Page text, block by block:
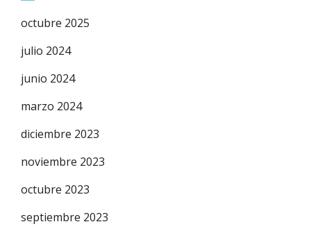
octubre 2025
julio 2024
junio 2024
marzo 2024
diciembre 2023
noviembre 2023
octubre 2023
septiembre 2023